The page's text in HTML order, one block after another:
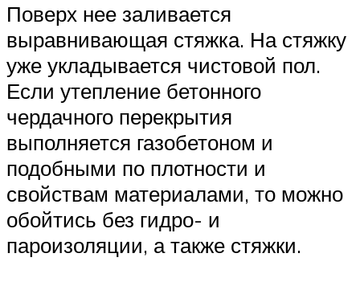
Поверх нее заливается
выравнивающая стяжка. На стяжку
уже укладывается чистовой пол.
Если утепление бетонного
чердачного перекрытия
выполняется газобетоном и
подобными по плотности и
свойствам материалами, то можно
обойтись без гидро- и
пароизоляции, а также стяжки.